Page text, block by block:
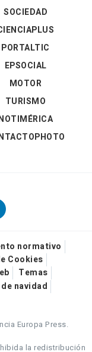
SOCIEDAD
PORTALTIC
EPSOCIAL
MOTOR
TURISMO
normativo
Cookies
Temas
navidad
Europa Press.
la redistribución